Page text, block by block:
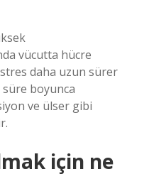
vücutta hücre
daha uzun sürer
boyunca
ve ülser gibi
için ne